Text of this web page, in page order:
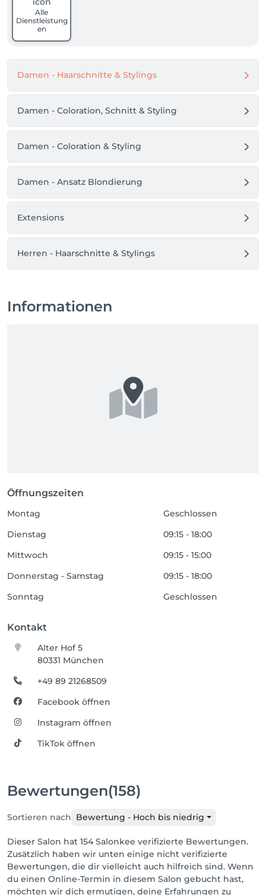
Alle
Dienstleistung
en
Damen - Haarschnitte & Stylings
Damen - Coloration, Schnitt & Styling
Damen - Coloration & Styling
Damen - Ansatz Blondierung
Extensions
Herren - Haarschnitte & Stylings
Informationen
Öffnungszeiten
Montag
Geschlossen
Dienstag
09:15 - 18:00
Mittwoch
09:15 - 15:00
Donnerstag - Samstag
09:15 - 18:00
Sonntag
Geschlossen
Kontakt
Alter Hof 5
80331 München
+49 89 21268509
Facebook öffnen
Instagram öffnen
TikTok öffnen
Bewertungen(158)
Sortieren nach Bewertung - Hoch bis niedrig
Dieser Salon hat 154 Salonkee verifizierte Bewertungen.
Zusätzlich haben wir unten einige nicht verifizierte
Bewertungen, die dir vielleicht auch hilfreich sind. Wenn
du einen Online-Termin in diesem Salon gebucht hast,
möchten wir dich ermutigen, deine Erfahrungen zu